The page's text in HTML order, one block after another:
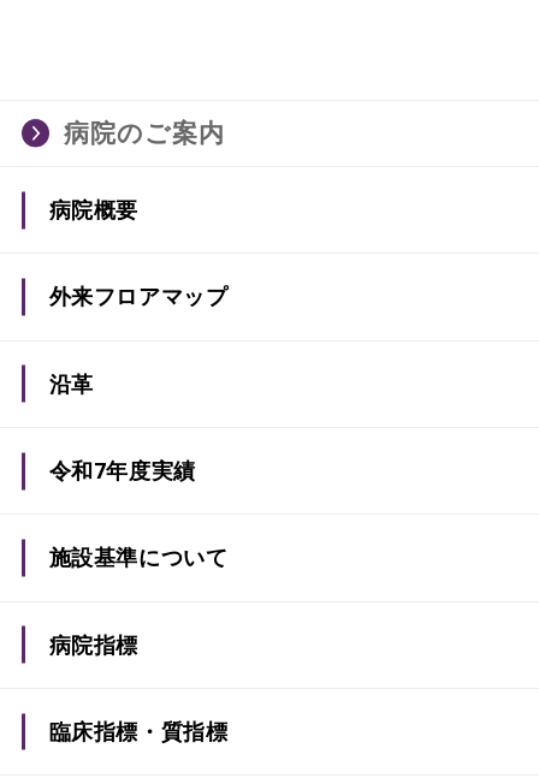
病院のご案内
病院概要
病院長あいさつ
子どもの患者さんの権利、患者さんとご家族への
外来フロアマップ
沿革
令和7年度実績
施設基準について
病院指標
臨床指標・質指標